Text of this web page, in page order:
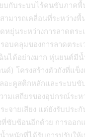
ยบกับระบบไร้คนขับภาค
มารถเคลื่อนที่ระหว่าง
หยุ่นระหว่างการลาดตร
อบคลุมของการลาดตระเ
นได้อย่างมาก หุ่นยนต์มีน้
) โครงสร้างตัวถังที่แข็ง
อะคูสติกหลักและระบบขั
ามเสถียรของอุปกรณ์ระห
ะจายเสียง แต่ยังรับประ
ที่ซับซ้อนอีกด้วย การออก